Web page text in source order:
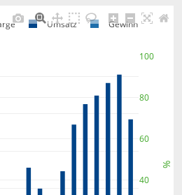
40
60
80
100
Umsatz Gewinn
%